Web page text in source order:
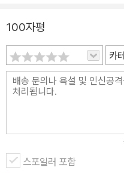
선 곳과 다른 발자국들도 주
가 무얼 먹었을까 상상해 보거
강아지 발자국을 보며 이야기
서 찌익 미끄러져 내려온 듯한
란 자국도 놓칠 수 없고, 작은
상상해 보는 것도 즐겁다. 집중력, 관찰력, 상상력을 길러 주는 그림책
들에겐 낯설게 느껴질 수도 있
어린이들은, 활자 정보의 방
는 이야기에 몰입할 수 있다. 특히 색연필과 수채색연필을 사용한 세
100자평
카
스포일러 포함